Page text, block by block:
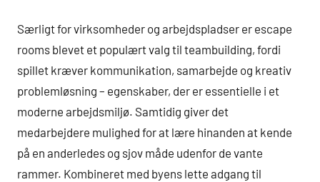
Særligt for virksomheder og arbejdspladser er escape
rooms blevet et populært valg til teambuilding, fordi
spillet kræver kommunikation, samarbejde og kreativ
problemløsning – egenskaber, der er essentielle i et
moderne arbejdsmiljø. Samtidig giver det
medarbejdere mulighed for at lære hinanden at kende
på en anderledes og sjov måde udenfor de vante
rammer. Kombineret med byens lette adgang til